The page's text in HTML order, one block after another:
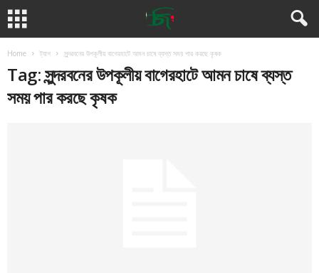
Home ট্যাগ সুন্দরবনের উপকূলীয় বাগেরহাটে আমন চাষে ব্যস্ত সময় পার করছে কৃষক
Tag: সুন্দরবনের উপকূলীয় বাগেরহাটে আমন চাষে ব্যস্ত
সময় পার করছে কৃষক